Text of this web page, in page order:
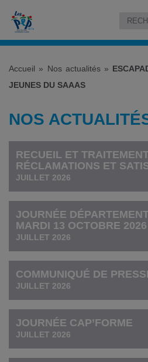
Accueil » Nos actualités»
JEUNES DU SAAAS
NOS
RECUEIL ET
RÉCLAMATIONS ET
JUILLET 2026
JOURNÉE
MARDI 13 OCTOBRE
JUILLET 2026
COMMUNIQUÉ DE
JUILLET 2026
JOURNÉE CAP’FORME
JUILLET 2026